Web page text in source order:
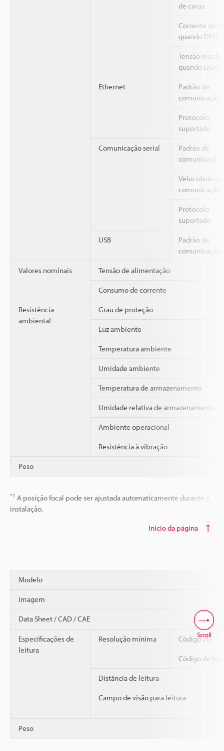
de carga
Corrente de
quando
Tensão
quando
Ethernet
Padrão de
comunicação
Protocolo
suportado
Comunicação serial
Padrão de
comunicação
Velocidade de
comunicação
Protocolo
suportado
USB
Padrão de
comunicação
Valores nominais Tensão de alimentação
Consumo de corrente
Resistência
ambiental
Grau de proteção
Luz ambiente
Temperatura ambiente
Umidade ambiente
Temperatura de armazenamento
Umidade relativa de armazenamento
Ambiente operacional
Resistência à vibração
Peso
*1 A posição focal pode ser ajustada automaticamente durante a
instalação.
Início da página
Modelo
imagem
Data Sheet / CAD / CAE
Especificações de
leitura
Resolução mínima Código 2D
Código de
Distância de leitura
Campo de visão para leitura
Peso
Scroll